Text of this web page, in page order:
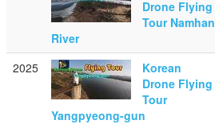
Drone Flying
Tour Namhan
River
2025
Korean
Drone Flying
Tour
Yangpyeong-gun